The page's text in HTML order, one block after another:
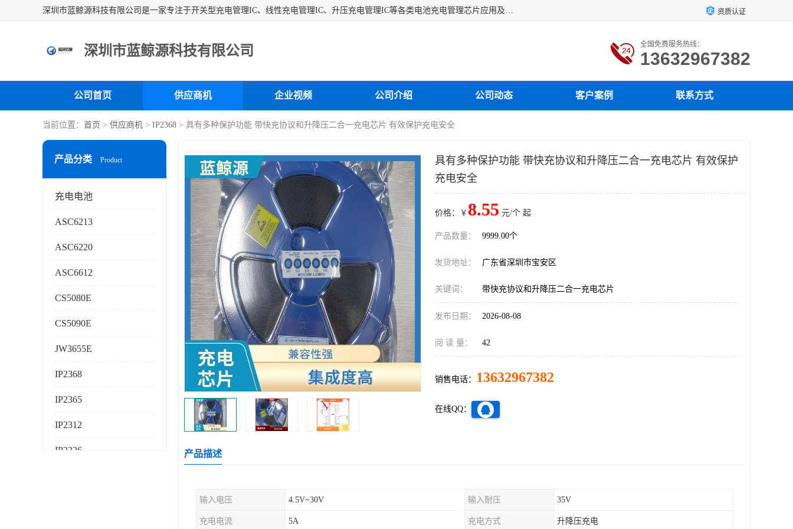
深圳市蓝鲸源科技有限公司是一家专注于开关型充电管理IC、线性充电管理IC、升压充电管理IC等各类电池充电管理芯片应用及芯片销售的企业，多年来公司为众多企业解决充电应用难题，设计缺陷，EMC超量等问题，是一家以充电技术指导为核心的充电芯片销售公司。 资质认证
深圳市蓝鲸源科技有限公司 全国免费服务热线：
13632967382
公司首页 供应商机 企业视频 公司介绍 公司动态 客户案例 联系方式
当前位置： 首页 > 供应商机 > IP2368 > 具有多种保护功能 带快充协议和升降压二合一充电芯片 有效保护充电安全
产品分类 Product
充电电池
ASC6213
ASC6220
ASC6612
CS5080E
CS5090E
JW3655E
IP2368
IP2365
IP2312
IP2326
具有多种保护功能 带快充协议和升降压二合一充电芯片 有效保护
充电安全
价格：￥ 8.55 元/个 起
产品数量： 9999.00个
发货地址： 广东省深圳市宝安区
关键词： 带快充协议和升降压二合一充电芯片
发布日期： 2026-08-08
阅 读 量： 42
销售电话： 13632967382
在线QQ：
产品描述
输入电压 4.5V~30V 输入耐压 35V
充电电流 5A 充电方式 升降压充电